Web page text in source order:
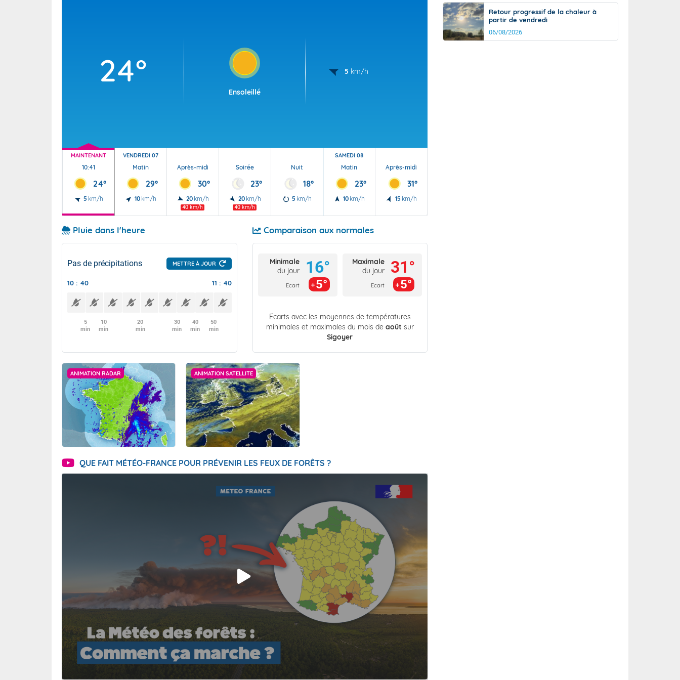
24°
Ensoleillé
5 km/h
MAINTENANT
10:41
24°
5 km/h
VENDREDI 07
Matin
29°
10 km/h
Après-midi
30°
20 km/h
40 km/h
Soirée
23°
20 km/h
40 km/h
Nuit
18°
5 km/h
SAMEDI 08
Matin
23°
10 km/h
Après-midi
31°
15 km/h
Pluie dans l'heure
Pas de précipitations METTRE À JOUR
10 : 40 11 : 40
5
min
10
min
20
min
30
min
40
min
50
min
Comparaison aux normales
Minimale
du jour
Ecart
16°
5°
Maximale
du jour
Ecart
31°
5°
Écarts avec les moyennes de températures
minimales et maximales du mois de août sur
Sigoyer
ANIMATION RADAR ANIMATION SATELLITE
QUE FAIT MÉTÉO-FRANCE POUR PRÉVENIR LES FEUX DE FORÊTS ?
Retour progressif de la chaleur à
partir de vendredi
06/08/2026